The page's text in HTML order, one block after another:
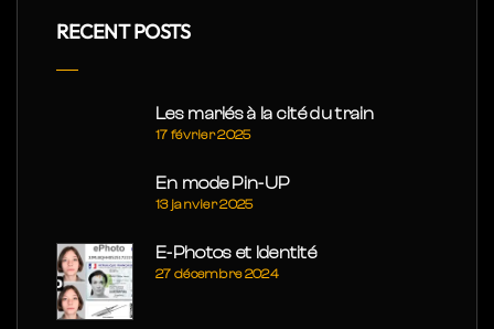
RECENT POSTS
Les mariés à la cité du train
17 février 2025
En mode Pin-UP
13 janvier 2025
E-Photos et Identité
27 décembre 2024